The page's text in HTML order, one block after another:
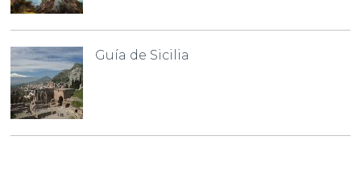
Guía de Sicilia